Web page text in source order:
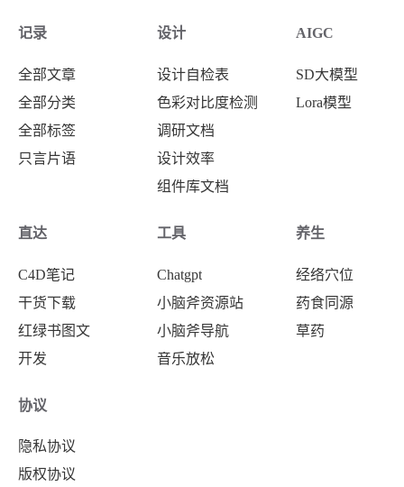
记录
全部文章
全部分类
全部标签
只言片语
设计
设计自检表
色彩对比度检测
调研文档
设计效率
组件库文档
AIGC
SD大模型
Lora模型
直达
C4D笔记
干货下载
红绿书图文
开发
工具
Chatgpt
小脑斧资源站
小脑斧导航
音乐放松
养生
经络穴位
药食同源
草药
协议
隐私协议
版权协议